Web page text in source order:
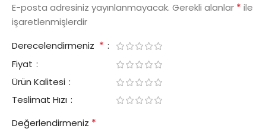
E-posta adresiniz yayınlanmayacak. Gerekli alanlar * ile
işaretlenmişlerdir
Derecelendirmeniz *
Fiyat
Ürün Kalitesi
Teslimat Hızı
Değerlendirmeniz *